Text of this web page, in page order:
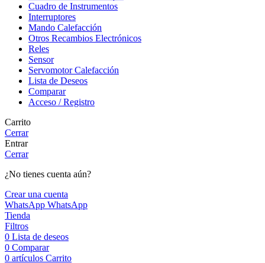
Cuadro de Instrumentos
Interruptores
Mando Calefacción
Otros Recambios Electrónicos
Reles
Sensor
Servomotor Calefacción
Lista de Deseos
Comparar
Acceso / Registro
Carrito
Cerrar
Entrar
Cerrar
¿No tienes cuenta aún?
Crear una cuenta
WhatsApp WhatsApp
Tienda
Filtros
0 Lista de deseos
0 Comparar
0 artículos Carrito